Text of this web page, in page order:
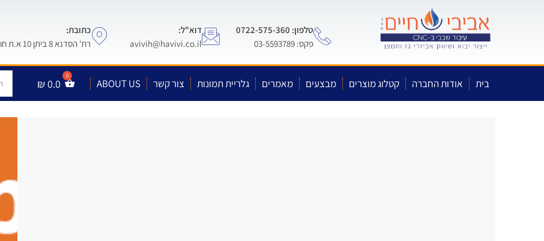
טלפון: 0722-575-360
פקס: 03-5593789
דוא"ל:
avivih@havivi.co.il
כתובת:
רח' הסדנא 8 ביתן 10 א.ת חולון
בית אודות החברה קטלוג מוצרים מבצעים מאמרים גלריית תמונות צור קשר ABOUT US
₪0.0